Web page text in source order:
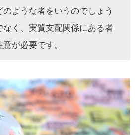
ような者をいうのでしょう
なく、実質支配関係にある者
が必要です。